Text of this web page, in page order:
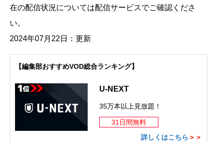
在の配信状況については配信サービスでご確認くださ
い。
2024年07月22日：更新
【編集部おすすめVOD総合ランキング】
U-NEXT
35万本以上見放題！
31日間無料
詳しくはこちら ＞＞